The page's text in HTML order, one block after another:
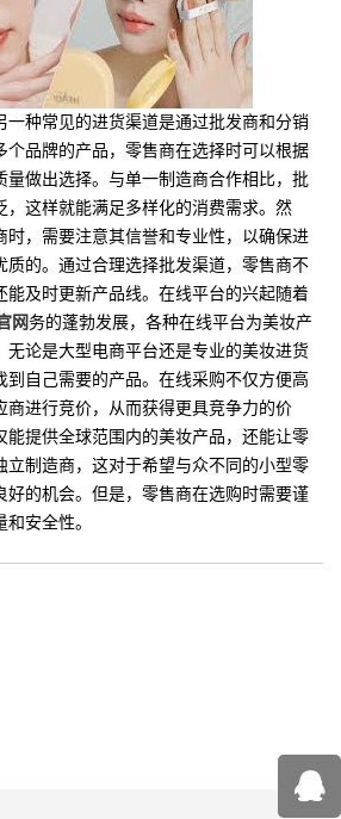
一种常见的进货渠道是通过批发商和分销
个品牌的产品，零售商在选择时可以根据
量做出选择。与单一制造商合作相比，批
，这样就能满足多样化的消费需求。然
时，需要注意其信誉和专业性，以确保进
质的。通过合理选择批发渠道，零售商不
能及时更新产品线。在线平台的兴起随着
网务的蓬勃发展，各种在线平台为美妆产
无论是大型电商平台还是专业的美妆进货
到自己需要的产品。在线采购不仅方便高
商进行竞价，从而获得更具竞争力的价
能提供全球范围内的美妆产品，还能让零
立制造商，这对于希望与众不同的小型零
好的机会。但是，零售商在选购时需要谨
安全性。